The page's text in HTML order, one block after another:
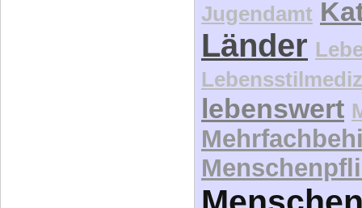
Jugendamt
Länder
lebenswert